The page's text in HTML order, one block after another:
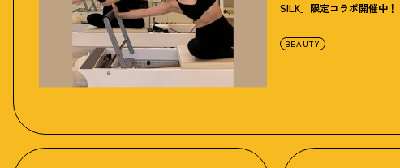
SILK」限定コラボ開催中 ！
BEAUTY